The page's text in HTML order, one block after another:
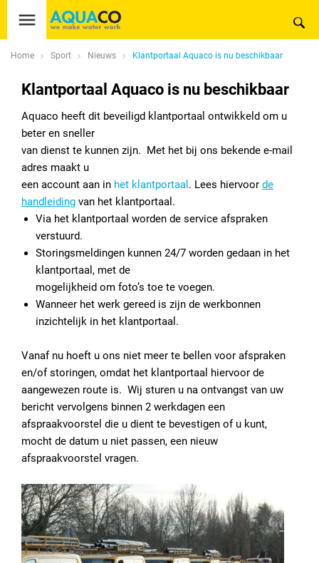
Home Sport Nieuws Klantportaal Aquaco is nu beschikbaar
Klantportaal Aquaco is nu beschikbaar
Aquaco heeft dit beveiligd klantportaal ontwikkeld om u
beter en sneller
van dienst te kunnen zijn. Met het bij ons bekende e-mail
adres maakt u
een account aan in het klantportaal . Lees hiervoor de
handleiding van het klantportaal.
Via het klantportaal worden de service afspraken
verstuurd.
Storingsmeldingen kunnen 24/7 worden gedaan in het
klantportaal, met de
mogelijkheid om foto’s toe te voegen.
Wanneer het werk gereed is zijn de werkbonnen
inzichtelijk in het klantportaal.
Vanaf nu hoeft u ons niet meer te bellen voor afspraken
en/of storingen, omdat het klantportaal hiervoor de
aangewezen route is. Wij sturen u na ontvangst van uw
bericht vervolgens binnen 2 werkdagen een
afspraakvoorstel die u dient te bevestigen of u kunt,
mocht de datum u niet passen, een nieuw
afspraakvoorstel vragen.